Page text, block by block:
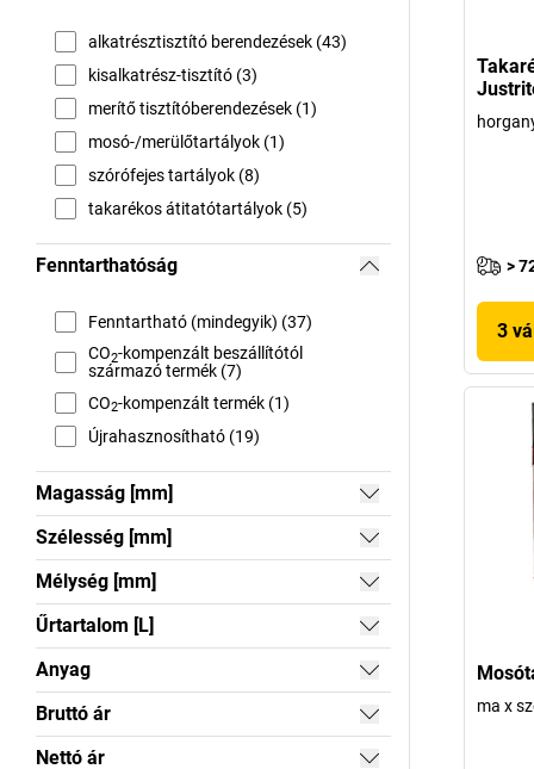
alkatrésztisztító berendezések (43)
kisalkatrész-tisztító (3)
merítő tisztítóberendezések (1)
mosó-/merülőtartályok (1)
szórófejes tartályok (8)
takarékos átitatótartályok (5)
Fenntarthatóság
Fenntartható (mindegyik) (37)
CO2-kompenzált beszállítótól
származó termék (7)
CO2-kompenzált termék (1)
Újrahasznosítható (19)
Magasság [mm]
Szélesség [mm]
Mélység [mm]
Űrtartalom [L]
Anyag
Bruttó ár
Nettó ár
>
3
ma x